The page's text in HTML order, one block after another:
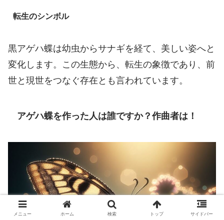
転生のシンボル
黒アゲハ蝶は幼虫からサナギを経て、美しい姿へと
変化します。この生態から、転生の象徴であり、前
世と現世をつなぐ存在とも言われています。
アゲハ蝶を作った人は誰ですか？作曲者は！
メニュー ホーム 検索 トップ サイドバー